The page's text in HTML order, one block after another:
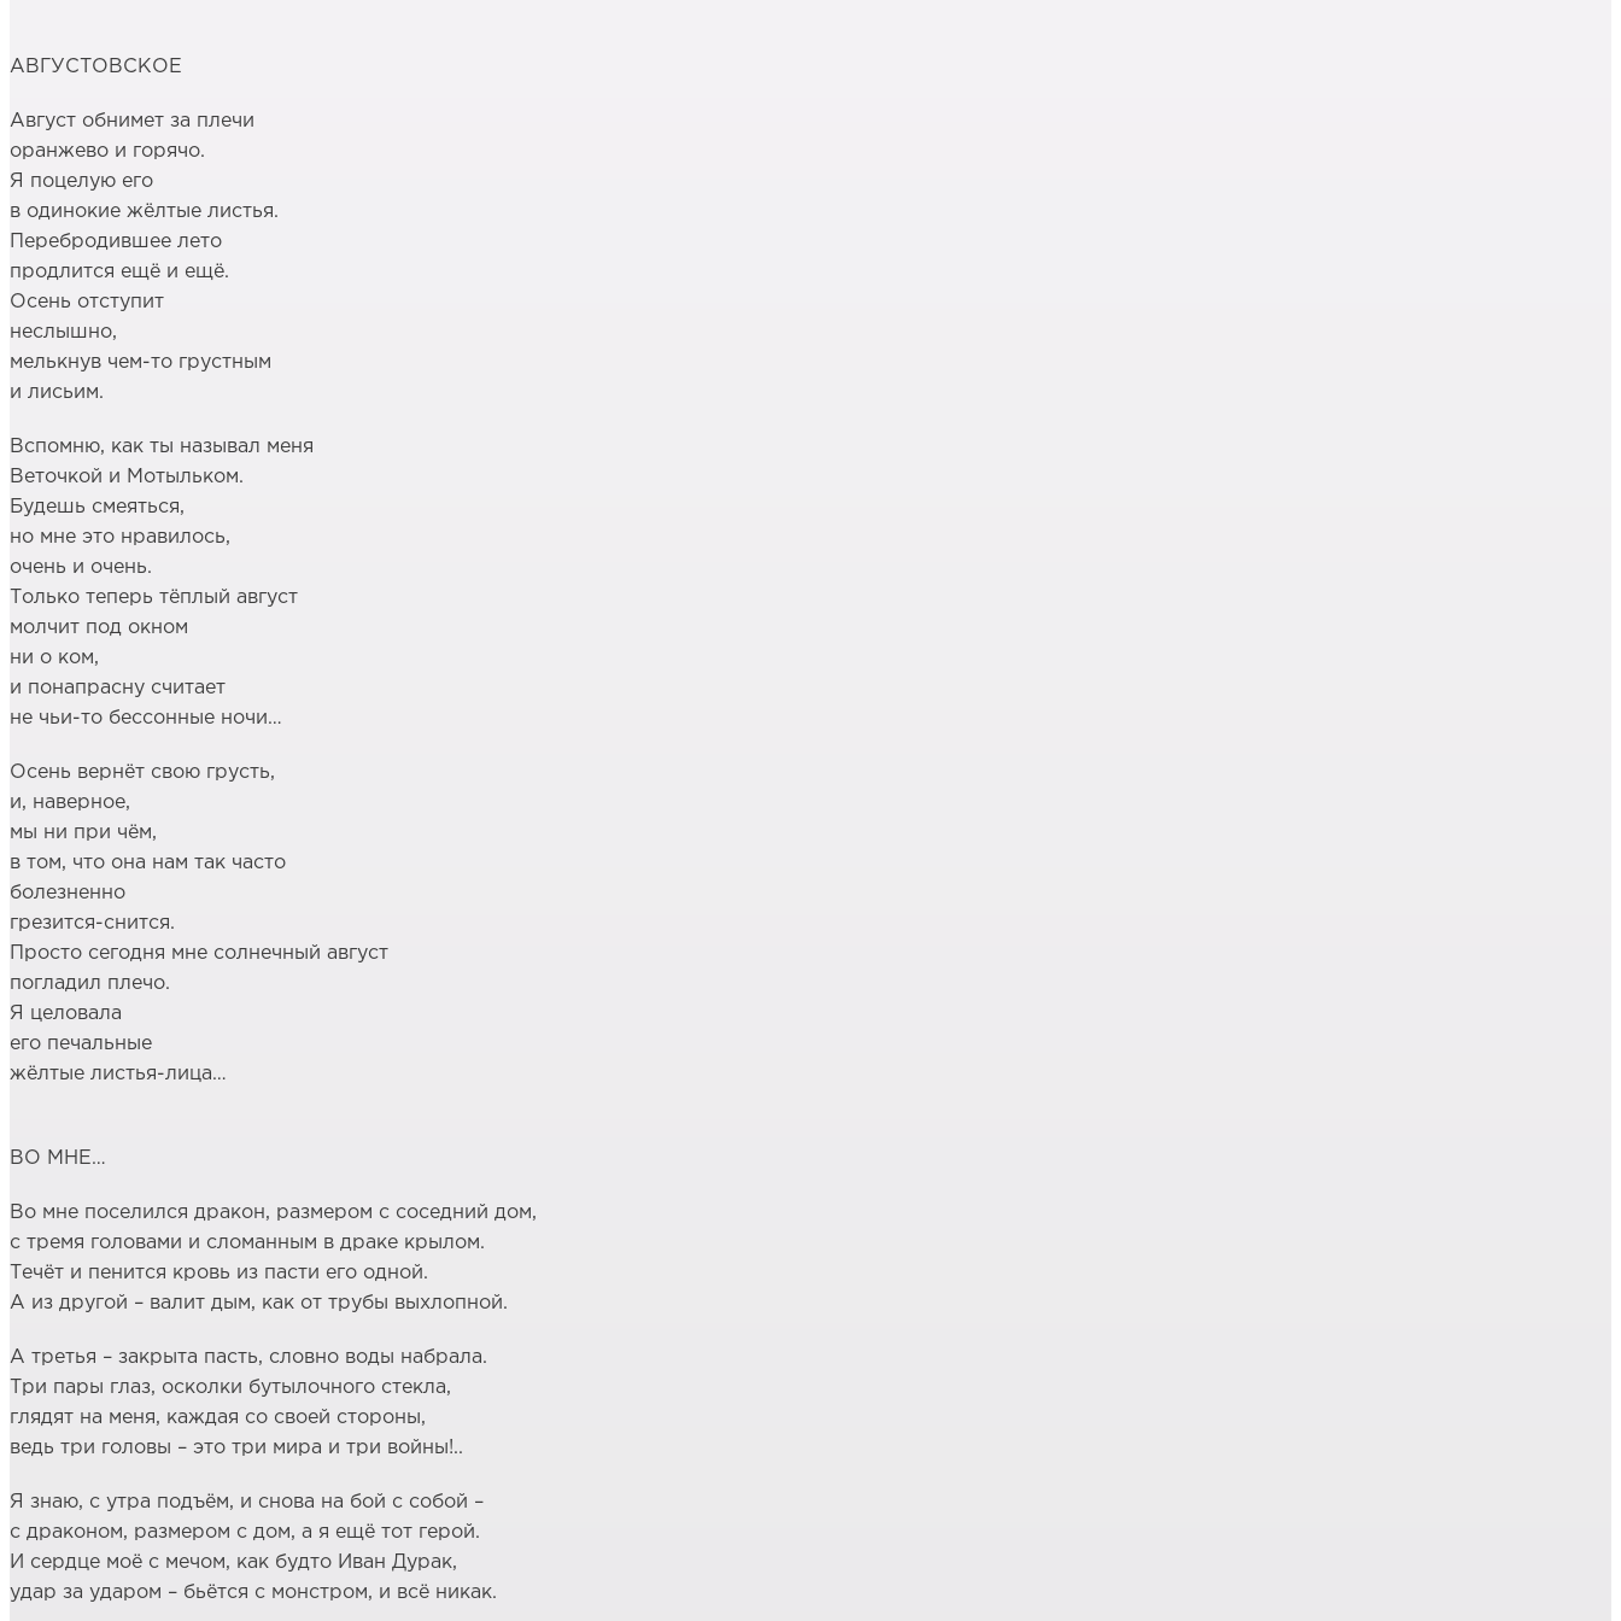
АВГУСТОВСКОЕ
Август обнимет за плечи
оранжево и горячо.
Я поцелую его
в одинокие жёлтые листья.
Перебродившее лето
продлится ещё и ещё.
Осень отступит
неслышно,
мелькнув чем-то грустным
и лисьим.
Вспомню, как ты называл меня
Веточкой и Мотыльком.
Будешь смеяться,
но мне это нравилось,
очень и очень.
Только теперь тёплый август
молчит под окном
ни о ком,
и понапрасну считает
не чьи-то бессонные ночи…
Осень вернёт свою грусть,
и, наверное,
мы ни при чём,
в том, что она нам так часто
болезненно
грезится-снится.
Просто сегодня мне солнечный август
погладил плечо.
Я целовала
его печальные
жёлтые листья-лица…
ВО МНЕ…
Во мне поселился дракон, размером с соседний дом,
с тремя головами и сломанным в драке крылом.
Течёт и пенится кровь из пасти его одной.
А из другой – валит дым, как от трубы выхлопной.
А третья – закрыта пасть, словно воды набрала.
Три пары глаз, осколки бутылочного стекла,
глядят на меня, каждая со своей стороны,
ведь три головы – это три мира и три войны!..
Я знаю, с утра подъём, и снова на бой с собой –
с драконом, размером с дом, а я ещё тот герой.
И сердце моё с мечом, как будто Иван Дурак,
удар за ударом – бьётся с монстром, и всё никак.